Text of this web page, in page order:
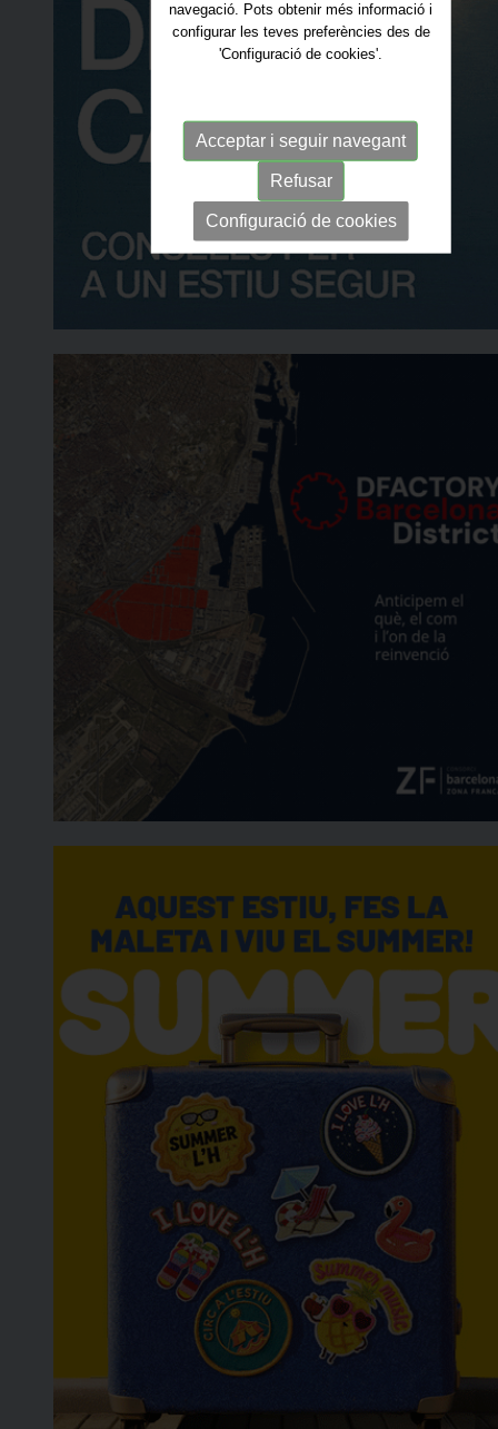
navegació. Pots obtenir més informació i
configurar les teves preferències des de
'Configuració de cookies'.
Acceptar i seguir navegant
Refusar
Configuració de cookies